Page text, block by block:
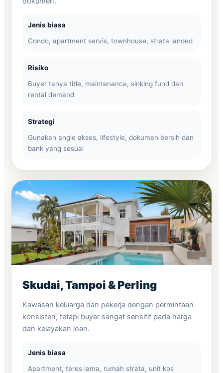
Jenis biasa
Condo, apartment servis, townhouse, strata landed
Risiko
Buyer tanya title, maintenance, sinking fund dan
rental demand
Strategi
Gunakan angle akses, lifestyle, dokumen bersih dan
bank yang sesuai
Skudai, Tampoi & Perling
Kawasan keluarga dan pekerja dengan permintaan
konsisten, tetapi buyer sangat sensitif pada harga
dan kelayakan loan.
Jenis biasa
Apartment, teres lama, rumah strata, unit kos